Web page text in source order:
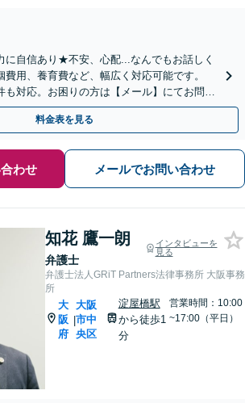
に自信あり★不安、心配...なんでもお話しく
用、養育費など、幅広く対応可能です。
も対応。お困りの方は【メール】にてお問い
3分】
料金表を見る
わせ メールでお問い合わせ
知花 鷹一朗
弁護士
インタビューを
見る
弁護士法人GRiT Partners法律事務所 大阪事務
所
大
阪
府
|
大阪
市中
央区
淀屋橋駅
から徒歩1
分
営業時間：10:00
~17:00（平日）